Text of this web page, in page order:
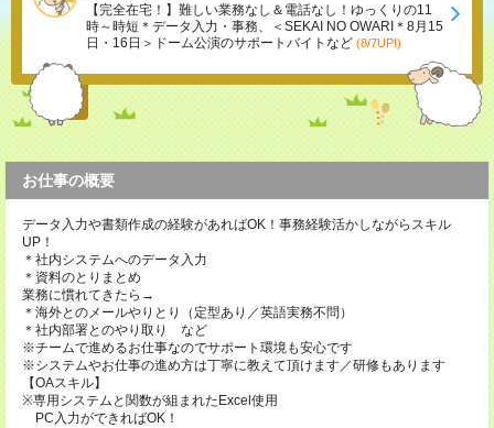
【完全在宅！】難しい業務なし＆電話なし！ゆっくりの11
時～時短＊データ入力・事務、＜SEKAI NO OWARI＊8月15
日・16日＞ドーム公演のサポートバイトなど (8/7UP!)
お仕事の概要
データ入力や書類作成の経験があればOK！事務経験活かしながらスキル
UP！
＊社内システムへのデータ入力
＊資料のとりまとめ
業務に慣れてきたら→
＊海外とのメールやりとり（定型あり／英語実務不問）
＊社内部署とのやり取り など
※チームで進めるお仕事なのでサポート環境も安心です
※システムやお仕事の進め方は丁寧に教えて頂けます／研修もあります
【OAスキル】
※専用システムと関数が組まれたExcel使用
PC入力ができればOK！